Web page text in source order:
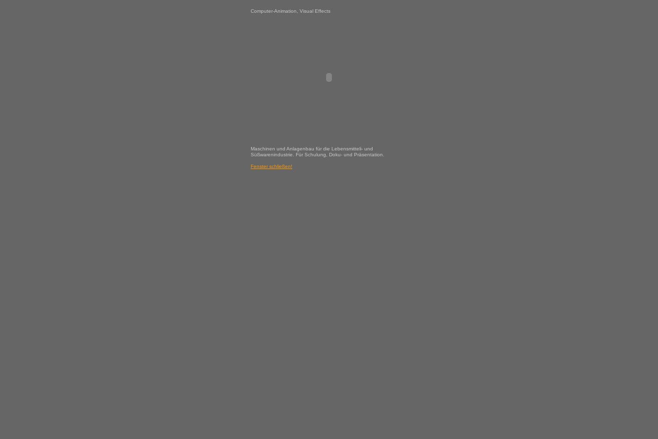
Computer-Animation, Visual Effects
Maschinen und Anlagenbau für die Lebensmitteli- und
Süßwarenindustrie. Für Schulung, Doku- und Präsentation.
Fenster schließen!